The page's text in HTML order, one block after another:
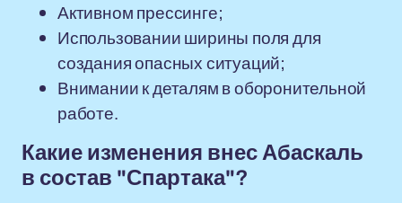
Активном прессинге;
Использовании ширины поля для
создания опасных ситуаций;
Внимании к деталям в оборонительной
работе.
Какие изменения внес Абаскаль
в состав "Спартака"?